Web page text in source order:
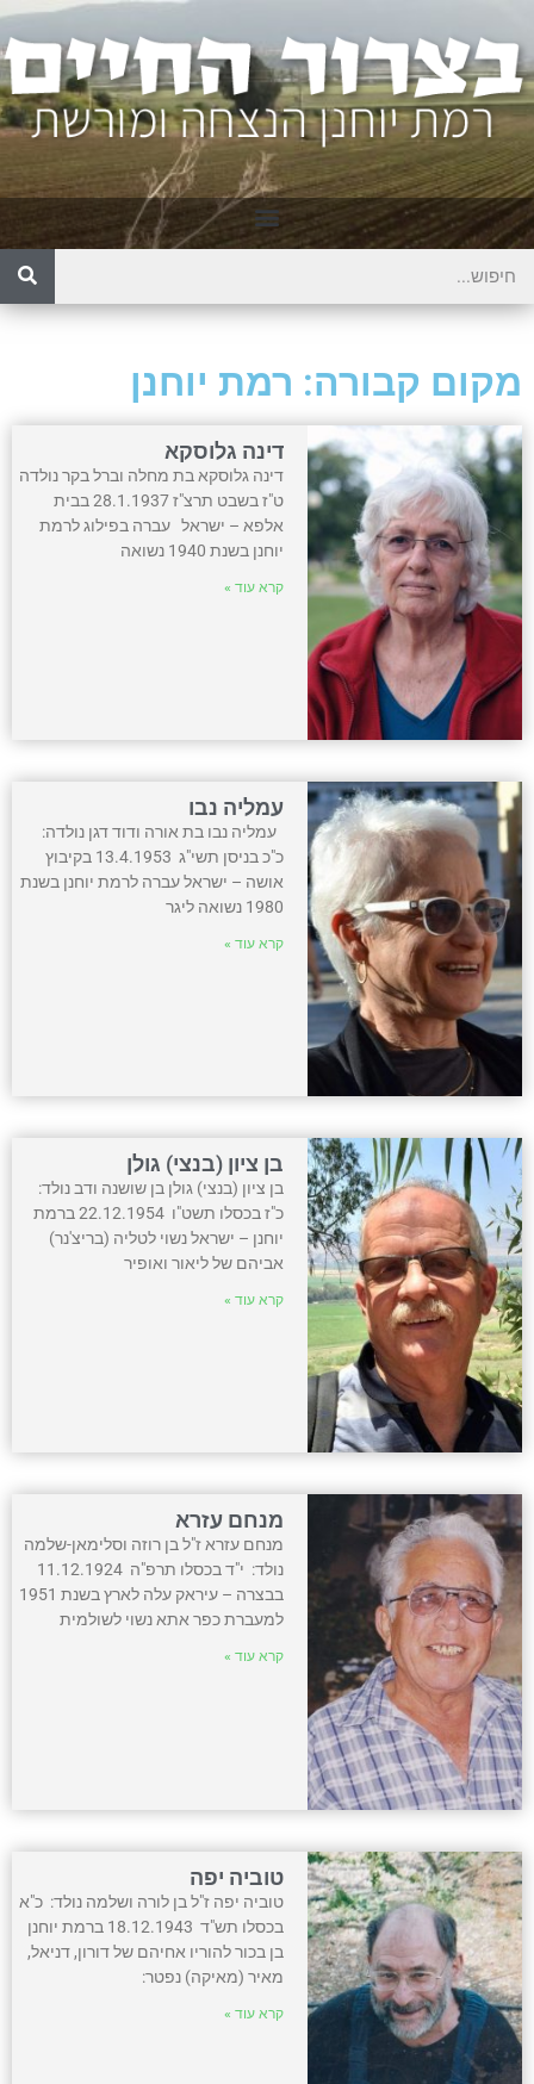
מקום קבורה: רמת יוחנן
דינה גלוסקא
דינה גלוסקא בת מחלה וברל בקר נולדה
ט"ז בשבט תרצ"ז 28.1.1937 בבית
אלפא – ישראל עברה בפילוג לרמת
יוחנן בשנת 1940 נשואה
קרא עוד »
עמליה נבו
עמליה נבו בת אורה ודוד דגן נולדה:
כ"כ בניסן תשי"ג 13.4.1953 בקיבוץ
אושה – ישראל עברה לרמת יוחנן בשנת
1980 נשואה ליגר
קרא עוד »
בן ציון (בנצי) גולן
בן ציון (בנצי) גולן בן שושנה ודב נולד:
כ"ז בכסלו תשט"ו 22.12.1954 ברמת
יוחנן – ישראל נשוי לטליה (בריצ'נר)
אביהם של ליאור ואופיר
קרא עוד »
מנחם עזרא
מנחם עזרא ז"ל בן רוזה וסלימאן-שלמה
נולד: י"ד בכסלו תרפ"ה 11.12.1924
בבצרה – עיראק עלה לארץ בשנת 1951
למעברת כפר אתא נשוי לשולמית
קרא עוד »
טוביה יפה
טוביה יפה ז"ל בן לורה ושלמה נולד: כ"א
בכסלו תש"ד 18.12.1943 ברמת יוחנן
בן בכור להוריו אחיהם של דורון, דניאל,
מאיר (מאיקה) נפטר:
קרא עוד »